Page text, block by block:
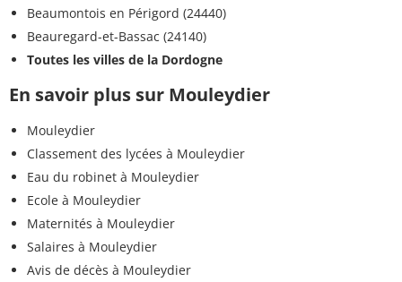
Beaumontois en Périgord (24440)
Beauregard-et-Bassac (24140)
Toutes les villes de la Dordogne
En savoir plus sur Mouleydier
Mouleydier
Classement des lycées à Mouleydier
Eau du robinet à Mouleydier
Ecole à Mouleydier
Maternités à Mouleydier
Salaires à Mouleydier
Avis de décès à Mouleydier